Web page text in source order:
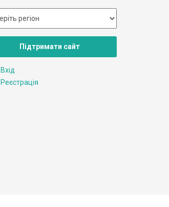
Підтримати сайт
Вхід
Реєстрація